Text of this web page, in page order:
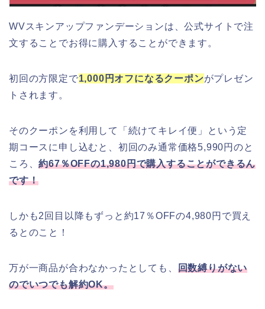
WVスキンアップファンデーションは、公式サイトで注
文することでお得に購入することができます。
初回の方限定で1,000円オフになるクーポンがプレゼン
トされます。
そのクーポンを利用して「続けてキレイ便」という定
期コースに申し込むと、初回のみ通常価格5,990円のと
ころ、約67％OFFの1,980円で購入することができるん
です！
しかも2回目以降もずっと約17％OFFの4,980円で買え
るとのこと！
万が一商品が合わなかったとしても、 回数縛りがない
のでいつでも解約OK。